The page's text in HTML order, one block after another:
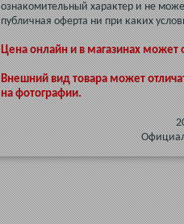
ознакомительный характер и не
публичная оферта ни при каких
Цена онлайн и в магазинах может
Внешний вид товара может
на фотографии.